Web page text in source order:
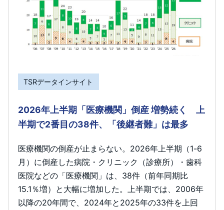
TSRデータインサイト
2026年上半期「医療機関」倒産 増勢続く 上
半期で2番目の38件、「後継者難」は最多
医療機関の倒産が止まらない。2026年上半期（1-6
月）に倒産した病院・クリニック（診療所）・歯科
医院などの「医療機関」は、38件（前年同期比
15.1％増）と大幅に増加した。上半期では、2006年
以降の20年間で、2024年と2025年の33件を上回